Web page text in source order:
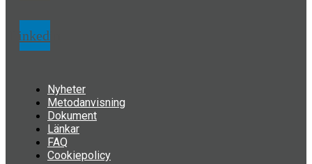
Linkedin
Nyheter
Metodanvisning
Dokument
Länkar
FAQ
Cookiepolicy